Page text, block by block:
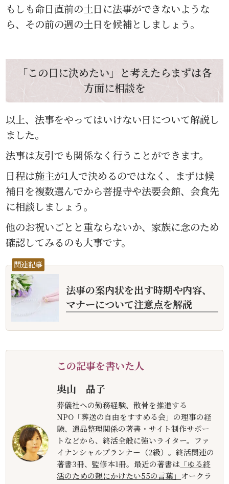
もしも命日直前の土日に法事ができないような
ら、その前の週の土日を候補としましょう。
「この日に決めたい」と考えたらまずは各
方面に相談を
以上、法事をやってはいけない日について解説し
ました。
法事は友引でも関係なく行うことができます。
日程は施主が1人で決めるのではなく、まずは候
補日を複数選んでから菩提寺や法要会館、会食先
に相談しましょう。
他のお祝いごとと重ならないか、家族に念のため
確認してみるのも大事です。
関連記事
法事の案内状を出す時期や内容、
マナーについて注意点を解説
この記事を書いた人
奥山 晶子
葬儀社への勤務経験、散骨を推進する
NPO「葬送の自由をすすめる会」の理事の経
験、遺品整理関係の著書・サイト制作サポー
トなどから、終活全般に強いライター。ファ
イナンシャルプランナー（2級）。終活関連の
著書3冊、監修本1冊。最近の著書は 「ゆる終
活のための親にかけたい55の言葉」 オークラ